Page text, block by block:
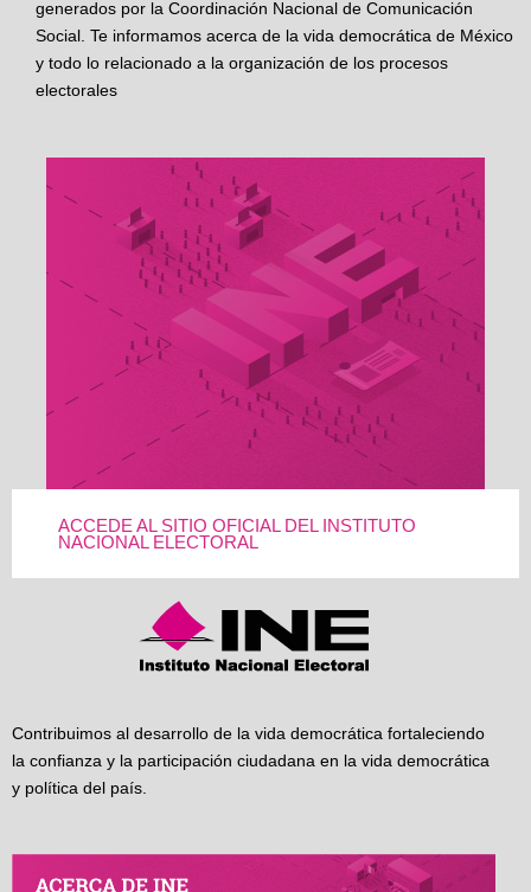
generados por la Coordinación Nacional de Comunicación
Social. Te informamos acerca de la vida democrática de México
y todo lo relacionado a la organización de los procesos
electorales
ACCEDE AL SITIO OFICIAL DEL INSTITUTO
NACIONAL ELECTORAL
Contribuimos al desarrollo de la vida democrática fortaleciendo
la confianza y la participación ciudadana en la vida democrática
y política del país.